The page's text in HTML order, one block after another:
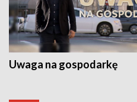
Uwaga na gospodarkę